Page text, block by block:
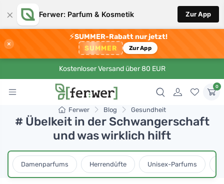
× Ferwer: Parfum & Kosmetik Zur App
×
⚡SUMMER-Rabatt nur jetzt!
SUMMER Zur App
Kostenloser Versand über 80 EUR
0
Ferwer Blog Gesundheit
# Übelkeit in der Schwangerschaft
und was wirklich hilft
Damenparfums Herrendüfte Unisex-Parfums